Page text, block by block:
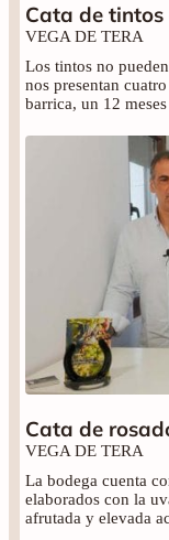
Cata de tintos
VEGA DE TERA
Los tintos no
nos presentan
barrica, un 12
entre los 25 y 45
unos 80 años con
barrica. Disfruta de
(2021), Vega de
barrica (2018) y
Cata de
VEGA DE TERA
La bodega cuenta
elaborados con la
afrutada y elevada